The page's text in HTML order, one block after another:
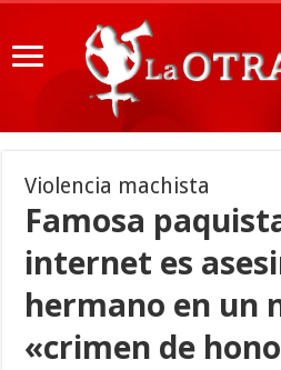
Violencia machista
Famosa
internet es
hermano en un
«crimen de